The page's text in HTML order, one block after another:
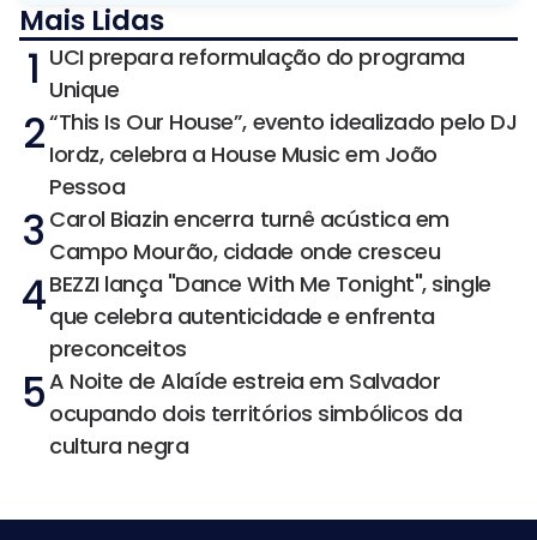
Mais Lidas
1 UCI prepara reformulação do programa
Unique
2“This Is Our House”, evento idealizado pelo DJ
Iordz, celebra a House Music em João
Pessoa
3 Carol Biazin encerra turnê acústica em
Campo Mourão, cidade onde cresceu
4BEZZI lança "Dance With Me Tonight", single
que celebra autenticidade e enfrenta
preconceitos
5A Noite de Alaíde estreia em Salvador
ocupando dois territórios simbólicos da
cultura negra